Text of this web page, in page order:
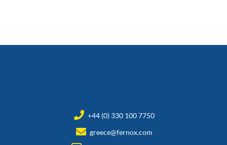
+44 (0) 330 100 7750
greece@fernox.com